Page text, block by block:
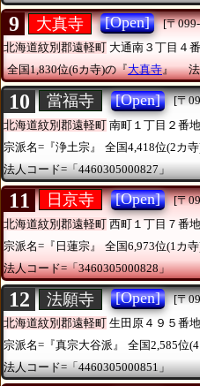
9 大真寺 [Open]
[〒
北海道紋別郡遠軽町 大通南３丁目４
全国1,830位(6カ寺)の『大真寺』
10 當福寺 [Open]
[〒
北海道紋別郡遠軽町 南町１丁目２番
宗派名=『浄土宗』
全国4,418位(2カ
法人コード=「4460305000827」
11 日京寺 [Open]
[〒
北海道紋別郡遠軽町 西町１丁目７番
宗派名=『日蓮宗』
全国6,973位(1カ
法人コード=「3460305000828」
12 法願寺 [Open]
[〒
北海道紋別郡遠軽町 生田原４９５番
宗派名=『真宗大谷派』
全国2,585位
法人コード=「4460305000851」